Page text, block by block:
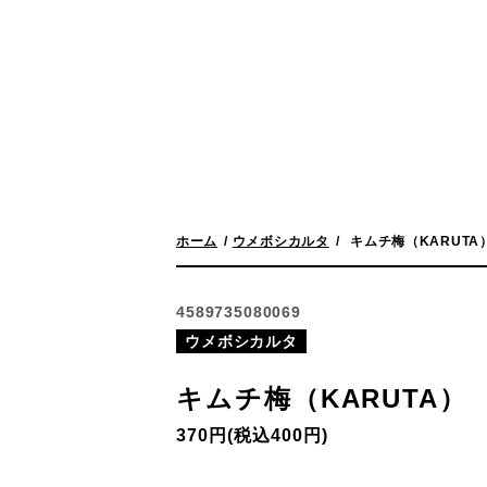
ホーム ウメボシカルタ キムチ梅（KARUTA）
4589735080069
ウメボシカルタ
キムチ梅（KARUTA）
370円(税込400円)